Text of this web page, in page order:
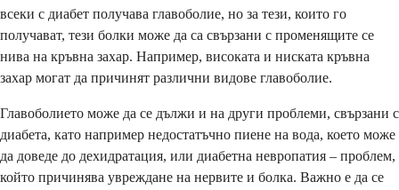
всеки с диабет получава главоболие, но за тези, които го
получават, тези болки може да са свързани с променящите се
нива на кръвна захар. Например, високата и ниската кръвна
захар могат да причинят различни видове главоболие.
Главоболието може да се дължи и на други проблеми, свързани с
диабета, като например недостатъчно пиене на вода, което може
да доведе до дехидратация, или диабетна невропатия – проблем,
който причинява увреждане на нервите и болка. Важно е да се